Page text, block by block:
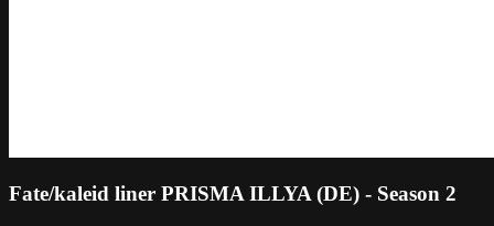
Fate/kaleid liner PRISMA ILLYA (DE) - Season 2